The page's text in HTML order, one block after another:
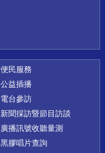
便民服務
公益插播
電台參訪
新聞採訪暨節目訪談
廣播訊號收聽量測
黑膠唱片查詢